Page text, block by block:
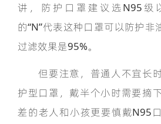
讲，防护口罩建议选N95级
的“N”代表这种口罩可以防护非
过滤效果是95%。
但要注意，普通人不宜长
护型口罩，戴半个小时需要摘
差的老人和小孩更要慎戴N95